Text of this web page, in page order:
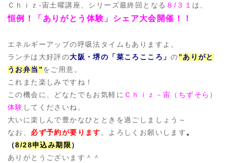
Ｃｈｉｚ-宙土曜講座、シリーズ最終回となる ８/３１ は、
恒例！「ありがとう体験」シェア大会開催！！
エネルギーアップの呼吸法タイムもありますよ。
ランチは大好評の大阪・堺の「菜ころこころ」の”ありがと
うお弁当”をご用意。
これまた楽しみですね！
この機会に、どなたでもお気軽に Ｃｈｉｚ－宙（ちずそら）
体験 してくださいね。
大いに楽しんで豊かなひとときを過ごしましょう～
なお、 必ず予約が要ります 。よろしくお願いします。
（8/28申込み期限 ）
ありがとうございます＾＾